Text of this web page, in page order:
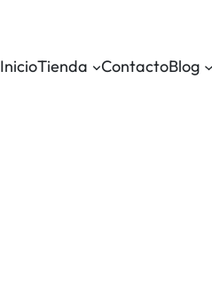
InicioTienda ContactoBlog